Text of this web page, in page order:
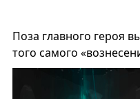
Поза главного героя
того самого